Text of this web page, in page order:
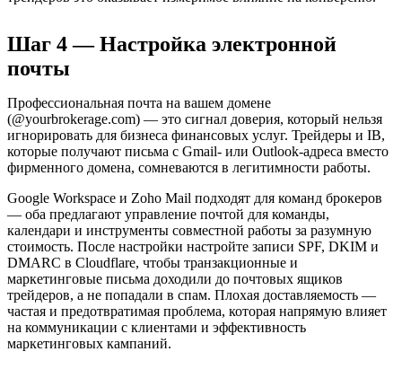
Шаг 4 — Настройка электронной
почты
Профессиональная почта на вашем домене
(@yourbrokerage.com) — это сигнал доверия, который нельзя
игнорировать для бизнеса финансовых услуг. Трейдеры и IB,
которые получают письма с Gmail- или Outlook-адреса вместо
фирменного домена, сомневаются в легитимности работы.
Google Workspace и Zoho Mail подходят для команд брокеров
— оба предлагают управление почтой для команды,
календари и инструменты совместной работы за разумную
стоимость. После настройки настройте записи SPF, DKIM и
DMARC в Cloudflare, чтобы транзакционные и
маркетинговые письма доходили до почтовых ящиков
трейдеров, а не попадали в спам. Плохая доставляемость —
частая и предотвратимая проблема, которая напрямую влияет
на коммуникации с клиентами и эффективность
маркетинговых кампаний.